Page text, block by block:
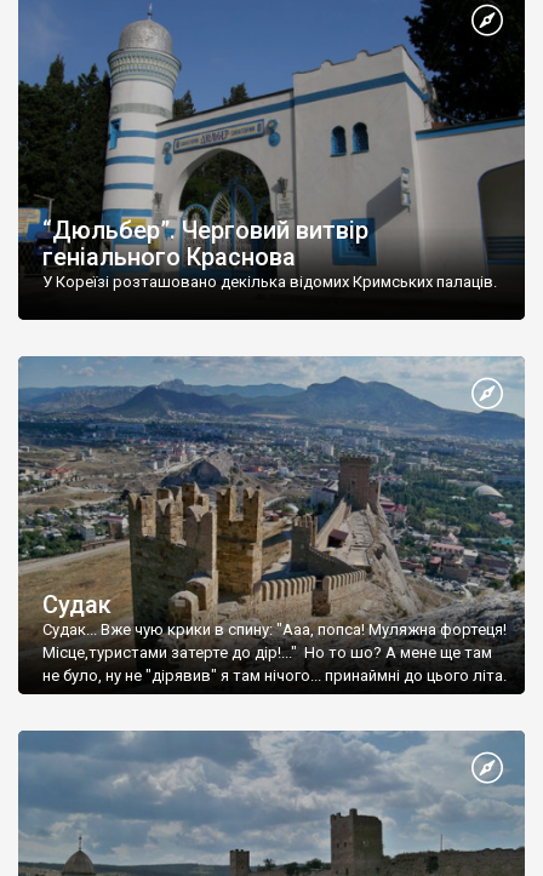
“Дюльбер”. Черговий витвір
геніального Краснова
У Кореїзі розташовано декілька відомих Кримських палаців.
Судак
Судак... Вже чую крики в спину: "Ааа, попса! Муляжна фортеця!
Місце,туристами затерте до дір!..." Но то шо? А мене ще там
не було, ну не "дірявив" я там нічого... принаймні до цього літа.